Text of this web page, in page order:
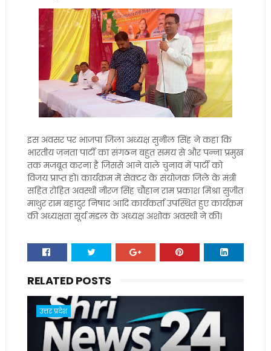
इस अवसर पर भाजपा जिला अध्यक्ष सुनील सिंह ने कहा कि
भारतीय जनता पार्टी का संगठन बहुत समय से और पन्ना प्रमुख
तक मजबूत करना है जिससे आने वाले चुनाव में पार्टी को
विजय प्राप्त हो। कार्यक्रम में सेक्टर के संयोजक जिले के मंत्री
सहित रोहित अवस्थी नीरज सिंह चौहान राम प्रकाश मिश्रा सुजीत
माथुर राम बहादुर निषाद आदि कार्यकर्ता उपस्थित हुए कार्यक्रम
की अध्यक्षता सूर्य मंडल के अध्यक्ष अशोक अवस्थी ने की।
RELATED POSTS
उत्तर प्रदेश